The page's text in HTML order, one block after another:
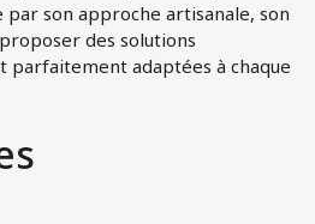
son approche artisanale, son
des solutions
parfaitement adaptées à chaque